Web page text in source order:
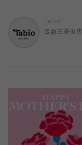
Tabio
阪急三番街店